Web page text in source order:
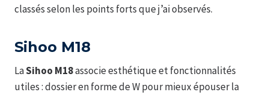
classés selon les points forts que j’ai observés.
Sihoo M18
LaSihoo M18associe esthétique et fonctionnalités
utiles : dossier en forme de W pour mieux épouser la